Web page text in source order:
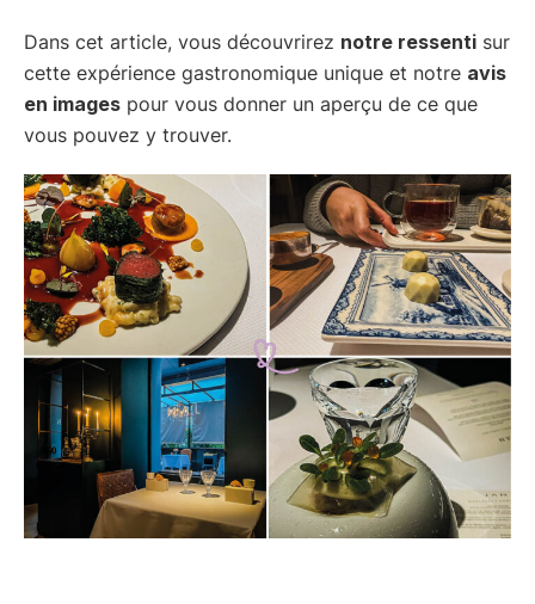
Dans cet article, vous découvrirez notre ressenti sur
cette expérience gastronomique unique et notre avis
en images pour vous donner un aperçu de ce que
vous pouvez y trouver.